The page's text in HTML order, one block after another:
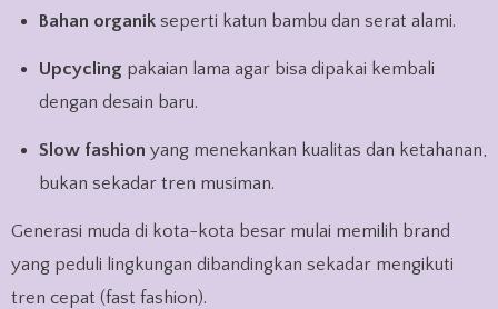
Bahan organik seperti katun bambu dan serat alami.
Upcycling pakaian lama agar bisa dipakai kembali
dengan desain baru.
Slow fashion yang menekankan kualitas dan ketahanan,
bukan sekadar tren musiman.
Generasi muda di kota-kota besar mulai memilih brand
yang peduli lingkungan dibandingkan sekadar mengikuti
tren cepat (fast fashion).